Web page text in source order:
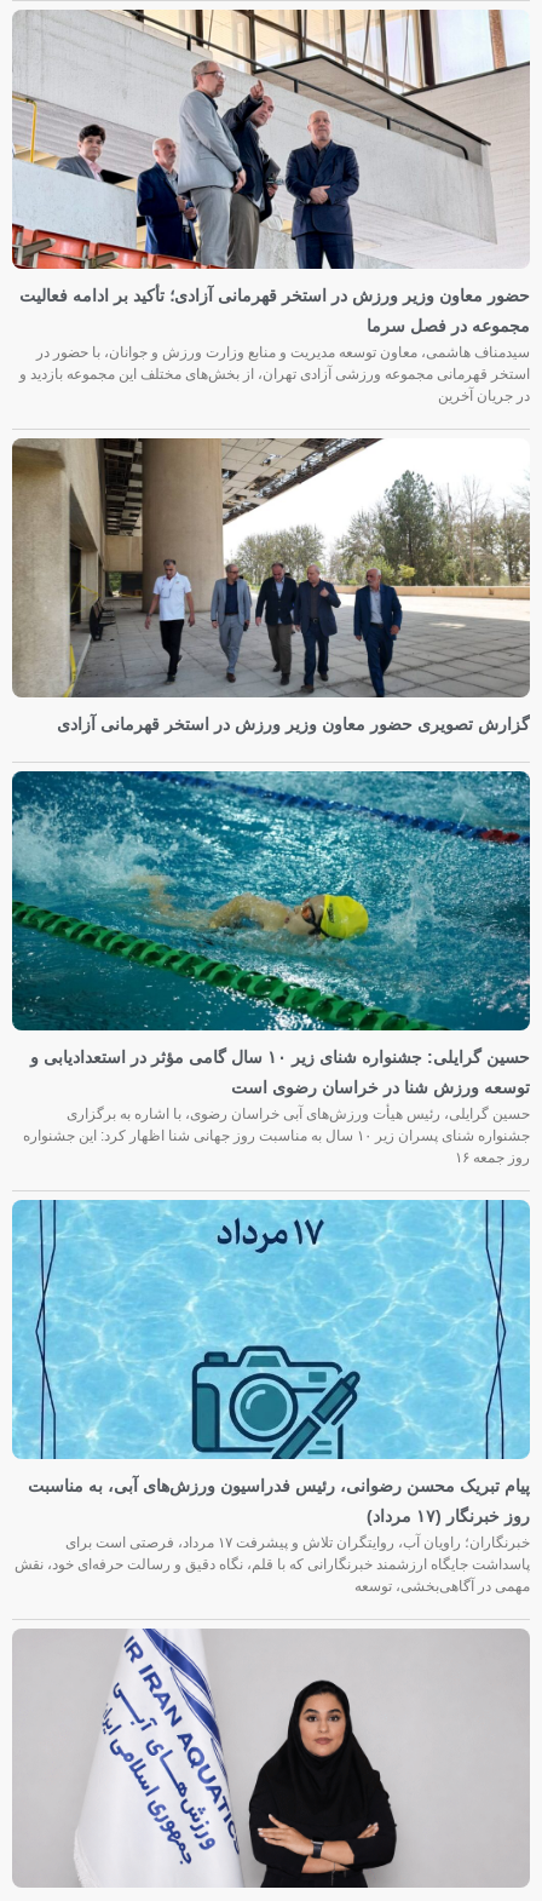
حضور معاون وزیر ورزش در استخر قهرمانی آزادی؛ تأکید بر ادامه فعالیت
مجموعه در فصل سرما
سیدمناف هاشمی، معاون توسعه مدیریت و منابع وزارت ورزش و جوانان، با حضور در
استخر قهرمانی مجموعه ورزشی آزادی تهران، از بخش‌های مختلف این مجموعه بازدید و
در جریان آخرین
گزارش تصویری حضور معاون وزیر ورزش در استخر قهرمانی آزادی
حسین گرایلی: جشنواره شنای زیر ۱۰ سال گامی مؤثر در استعدادیابی و
توسعه ورزش شنا در خراسان رضوی است
حسین گرایلی، رئیس هیأت ورزش‌های آبی خراسان رضوی، با اشاره به برگزاری
جشنواره شنای پسران زیر ۱۰ سال به مناسبت روز جهانی شنا اظهار کرد: این جشنواره
روز جمعه‌ ۱۶
پیام تبریک محسن رضوانی، رئیس فدراسیون ورزش‌های آبی، به مناسبت
روز خبرنگار (۱۷ مرداد)
خبرنگاران؛ راویان آب، روایتگران تلاش و پیشرفت ۱۷ مرداد، فرصتی است برای
پاسداشت جایگاه ارزشمند خبرنگارانی که با قلم، نگاه دقیق و رسالت حرفه‌ای خود، نقش
مهمی در آگاهی‌بخشی، توسعه